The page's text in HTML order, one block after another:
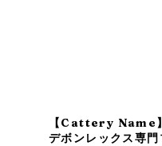
【Cattery Name】
デボンレックス